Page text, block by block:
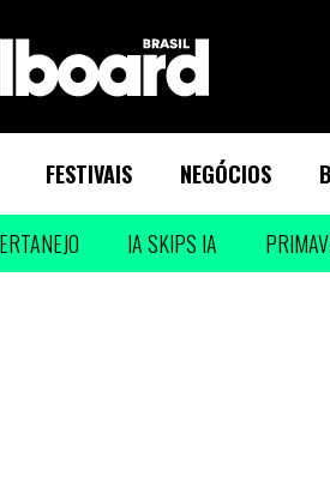
FESTIVAIS NEGÓCIOS
IA SKIPS IA